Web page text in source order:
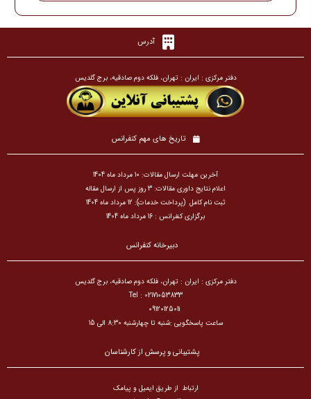
آدرس
دفتر مرکزی : ایران : تهران، فلکه دوم صادقیه، برج گلدیس
تاریخ های مهم کنفرانس
آخرین مهلت ارسال مقالات: 10 مرداد ماه 1404
اعلام نتایج داوری مقالات: 3 روز پس از ارسال مقاله
ثبت نام کامل (پرداخت خدمات): 12 مرداد ماه 1404
برگزاری کنفرانس : 16 مرداد ماه 1404
دبیرخانه کنفرانس
دفتر مرکزی : ایران : تهران، فلکه دوم صادقیه، برج گلدیس
Tel : 02171053833
09120125011
ساعت پاسخگویی :شنبه تا چهارشنبه 8:30 الی 15
پشتیبانی و پرسش از کارشناسان
ارتباط از طریق ایمیل و پیامک